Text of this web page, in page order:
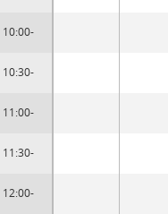
10:00-
10:30-
11:00-
11:30-
12:00-